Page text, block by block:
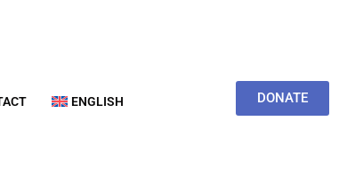
ENGLISH DONATE